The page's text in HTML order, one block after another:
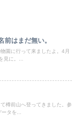
前はまだ無い。
園に行って来ましたよ。4月
見に。...
樽前山へ登ってきました。参
ータを...